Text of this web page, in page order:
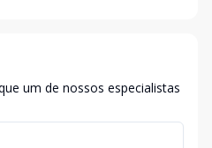
um de nossos especialistas